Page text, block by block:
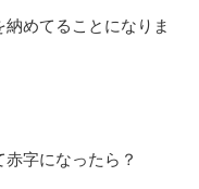
めてることになりま
字になったら？